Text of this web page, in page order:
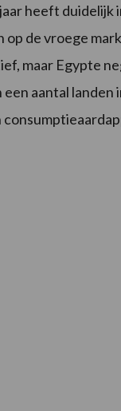
heeft duidelijk
de vroege
maar Egypte
aantal